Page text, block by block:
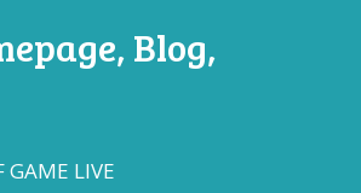
Blog,
GAME LIVE